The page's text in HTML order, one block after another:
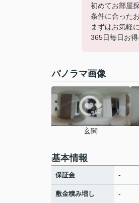
初めてお部屋
条件に合った
まずはお気軽
365日毎日お
パノラマ画像
玄関
基本情報
保証金 -
敷金積み増し -